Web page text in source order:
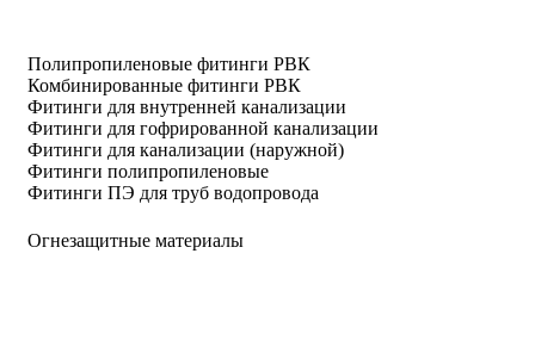
Полипропиленовые фитинги РВК
Комбинированные фитинги РВК
Фитинги для внутренней канализации
Фитинги для гофрированной канализации
Фитинги для канализации (наружной)
Фитинги полипропиленовые
Фитинги ПЭ для труб водопровода
Огнезащитные материалы